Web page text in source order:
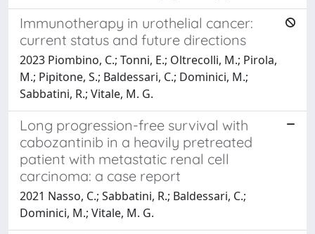
Immunotherapy in urothelial cancer:
current status and future directions
2023 Piombino, C.; Tonni, E.; Oltrecolli, M.; Pirola,
M.; Pipitone, S.; Baldessari, C.; Dominici, M.;
Sabbatini, R.; Vitale, M. G.
Long progression-free survival with
cabozantinib in a heavily pretreated
patient with metastatic renal cell
carcinoma: a case report
2021 Nasso, C.; Sabbatini, R.; Baldessari, C.;
Dominici, M.; Vitale, M. G.